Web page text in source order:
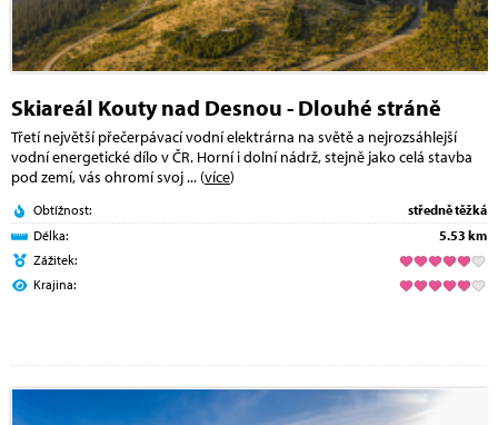
Skiareál Kouty nad Desnou - Dlouhé stráně
Třetí největší přečerpávací vodní elektrárna na světě a nejrozsáhlejší
vodní energetické dílo v ČR. Horní i dolní nádrž, stejně jako celá stavba
pod zemí, vás ohromí svoj... (více)
Obtížnost:
středně těžká
Délka:
5.53 km
Zážitek:
Krajina: